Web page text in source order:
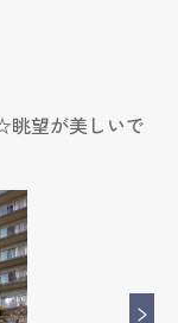
望が美しいで